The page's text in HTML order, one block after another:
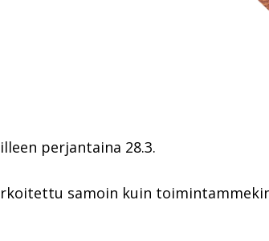
perjantaina 28.3.
samoin kuin